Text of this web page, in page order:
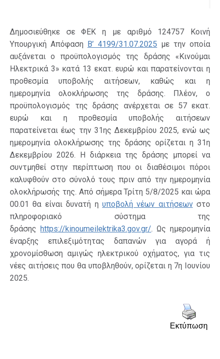
Δημοσιεύθηκε σε ΦΕΚ η με αριθμό 124757 Κοινή
Υπουργική Απόφαση Β’ 4199/31.07.2025 με την οποία
αυξάνεται ο προϋπολογισμός της δράσης «Κινούμαι
Ηλεκτρικά 3» κατά 13 εκατ. ευρώ και παρατείνονται η
προθεσμία υποβολής αιτήσεων, καθώς και η
ημερομηνία ολοκλήρωσης της δράσης. Πλέον, ο
προϋπολογισμός της δράσης ανέρχεται σε 57 εκατ.
ευρώ και η προθεσμία υποβολής αιτήσεων
παρατείνεται έως την 31ης Δεκεμβρίου 2025, ενώ ως
ημερομηνία ολοκλήρωσης της δράσης ορίζεται η 31η
Δεκεμβρίου 2026. Η διάρκεια της δράσης μπορεί να
συντμηθεί στην περίπτωση που οι διαθέσιμοι πόροι
καλυφθούν στο σύνολό τους πριν από την ημερομηνία
ολοκλήρωσής της. Από σήμερα Τρίτη 5/8/2025 και ώρα
00.01 θα είναι δυνατή η υποβολή νέων αιτήσεωνστο
πληροφοριακό σύστημα της
δράσης https://kinoumeilektrika3.gov.gr/. Ως ημερομηνία
έναρξης επιλεξιμότητας δαπανών για αγορά ή
χρονομίσθωση αμιγώς ηλεκτρικού οχήματος, για τις
νέες αιτήσεις που θα υποβληθούν, ορίζεται η 7η Ιουνίου
2025.
Εκτύπωση